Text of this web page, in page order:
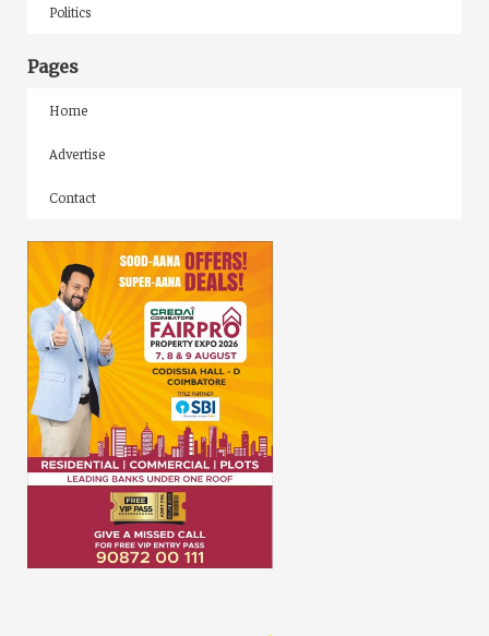
Politics
Pages
Home
Advertise
Contact